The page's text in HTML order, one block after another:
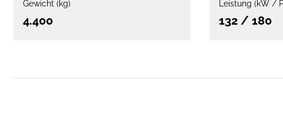
Gewicht (kg)
4.400
Leistung (kW /
132 / 180